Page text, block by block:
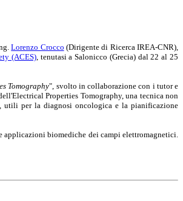
Lorenzo Crocco (Dirigente di Ricerca IREA-CNR),
(ACES), tenutasi a Salonicco (Grecia) dal 22 al 25
Tomography", svolto in collaborazione con i tutor e
Properties Tomography, una tecnica non
utili per la diagnosi oncologica e la pianificazione
applicazioni biomediche dei campi elettromagnetici.